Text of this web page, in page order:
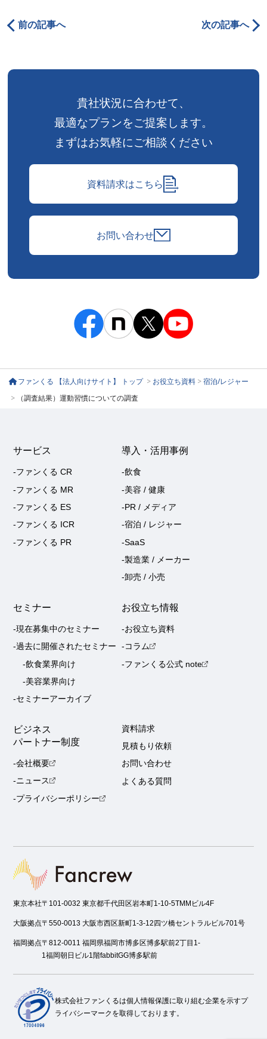
前の記事へ 次の記事へ
貴社状況に合わせて、
最適なプランをご提案します。
まずはお気軽にご相談ください
資料請求はこちら
お問い合わせ
ファンくる 【法人向けサイト】 トップ > お役立ち資料 >宿泊/レジャー
> （調査結果）運動習慣についての調査
サービス
-ファンくる CR
-ファンくる MR
-ファンくる ES
-ファンくる ICR
-ファンくる PR
導入・活用事例
-飲食
-美容 / 健康
-PR / メディア
-宿泊 / レジャー
-SaaS
-製造業 / メーカー
-卸売 / 小売
セミナー
-現在募集中のセミナー
-過去に開催されたセミナー
-飲食業界向け
-美容業界向け
-セミナーアーカイブ
お役立ち情報
-お役立ち資料
-コラム
-ファンくる公式 note
ビジネス
パートナー制度
-会社概要
-ニュース
-プライバシーポリシー
資料請求
見積もり依頼
お問い合わせ
よくある質問
東京本社〒101-0032 東京都千代田区岩本町1-10-5TMMビル4F
大阪拠点〒550-0013 大阪市西区新町1-3-12四ツ橋セントラルビル701号
福岡拠点〒812-0011 福岡県福岡市博多区博多駅前2丁目1-
1福岡朝日ビル1階fabbitGG博多駅前
株式会社ファンくるは個人情報保護に取り組む企業を示すプ
ライバシーマークを取得しております。